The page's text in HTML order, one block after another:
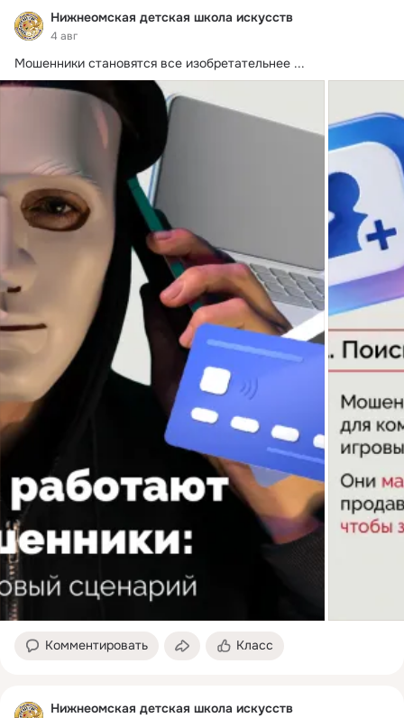
Нижнеомская детская школа искусств
4 авг
Мошенники становятся все изобретательнее ...
Комментировать Класс
Нижнеомская детская школа искусств